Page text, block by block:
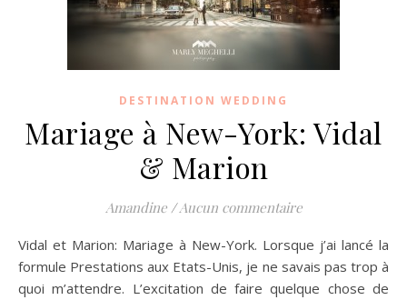
DESTINATION WEDDING
Mariage à New-York: Vidal
& Marion
Amandine /Aucun commentaire
Vidal et Marion: Mariage à New-York. Lorsque j’ai lancé la
formule Prestations aux Etats-Unis, je ne savais pas trop à
quoi m’attendre. L’excitation de faire quelque chose de